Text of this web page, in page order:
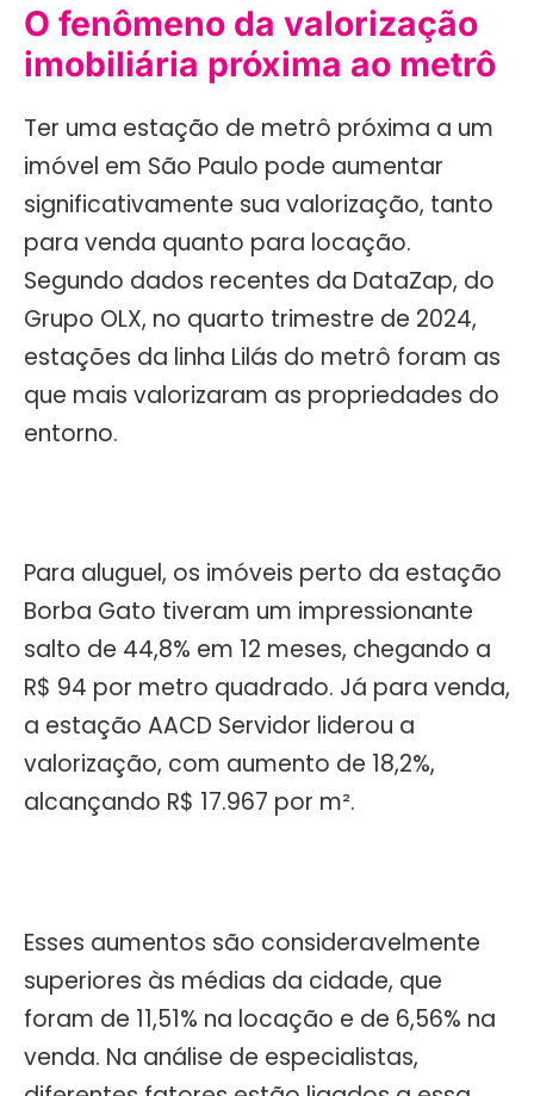
O fenômeno da valorização
imobiliária próxima ao metrô
Ter uma estação de metrô próxima a um
imóvel em São Paulo pode aumentar
significativamente sua valorização, tanto
para venda quanto para locação.
Segundo dados recentes da DataZap, do
Grupo OLX, no quarto trimestre de 2024,
estações da linha Lilás do metrô foram as
que mais valorizaram as propriedades do
entorno.
Para aluguel, os imóveis perto da estação
Borba Gato tiveram um impressionante
salto de 44,8% em 12 meses, chegando a
R$ 94 por metro quadrado. Já para venda,
a estação AACD Servidor liderou a
valorização, com aumento de 18,2%,
alcançando R$ 17.967 por m².
Esses aumentos são consideravelmente
superiores às médias da cidade, que
foram de 11,51% na locação e de 6,56% na
venda. Na análise de especialistas,